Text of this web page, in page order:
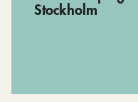
Stockholm